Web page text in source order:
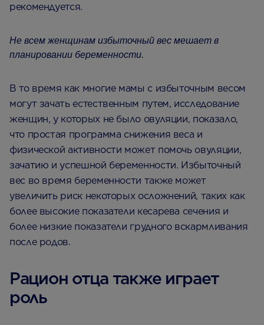
рекомендуется.
Не всем женщинам избыточный вес мешает в
планировании беременности.
В то время как многие мамы с избыточным весом
могут зачать естественным путем, исследование
женщин, у которых не было овуляции, показало,
что простая программа снижения веса и
физической активности может помочь овуляции,
зачатию и успешной беременности. Избыточный
вес во время беременности также может
увеличить риск некоторых осложнений, таких как
более высокие показатели кесарева сечения и
более низкие показатели грудного вскармливания
после родов.
Рацион отца также играет
роль